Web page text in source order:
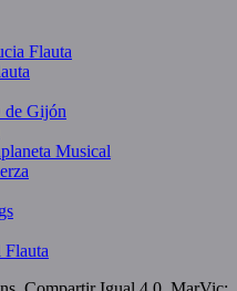
Flauta
Gijón
Musical
Flauta